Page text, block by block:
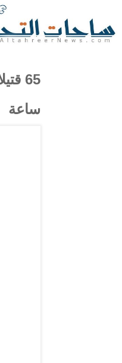
ساعة